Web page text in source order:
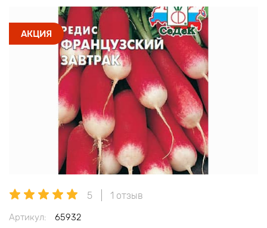
АКЦИЯ
5 1 отзыв
Артикул:
65932